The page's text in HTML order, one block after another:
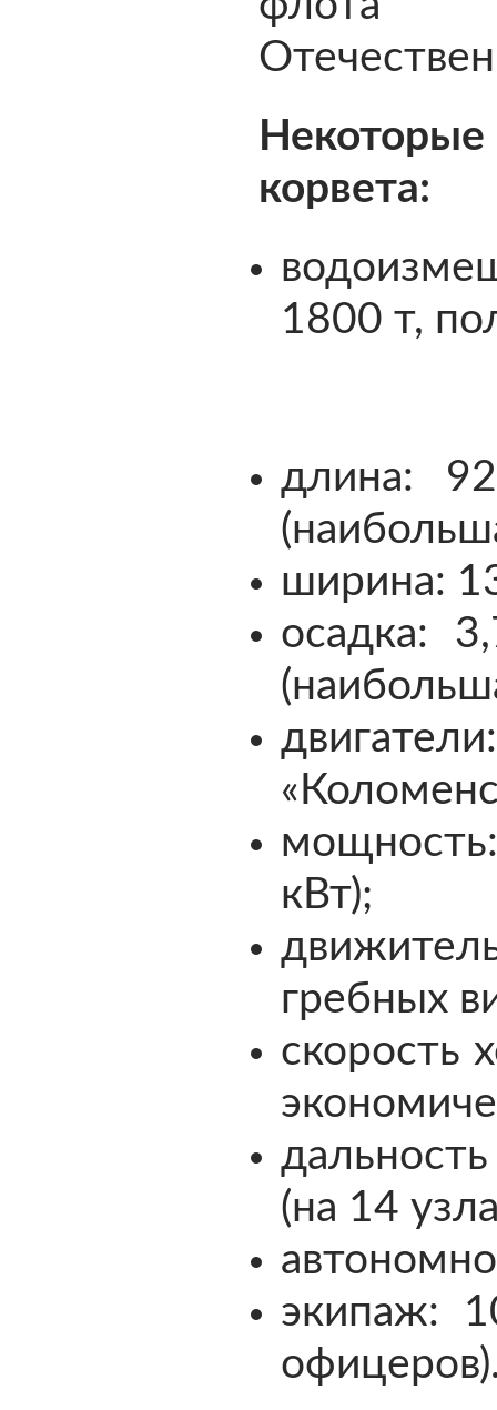
корвета:
1800 т,
длина:
ширина:
осадка:
кВт);
гребных
скорость
(на 14
экипаж: